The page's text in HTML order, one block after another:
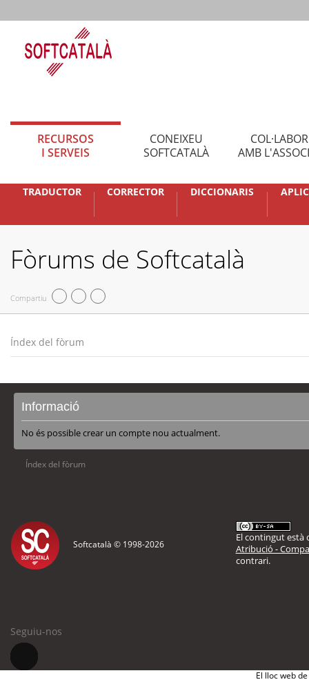
RECURSOS
I SERVEIS
CONEIXEU
SOFTCATALÀ
AMB
TRADUCTOR CORRECTOR DICCIONARIS
Fòrums de Softcatalà
Compartiu
Índex del fòrum
Informació
No és possible crear un compte nou actualment.
Índex del fòrum
Softcatalà © 1998-2026
El contingut està
Atribució -
contrari.
Seguiu-nos
El lloc web